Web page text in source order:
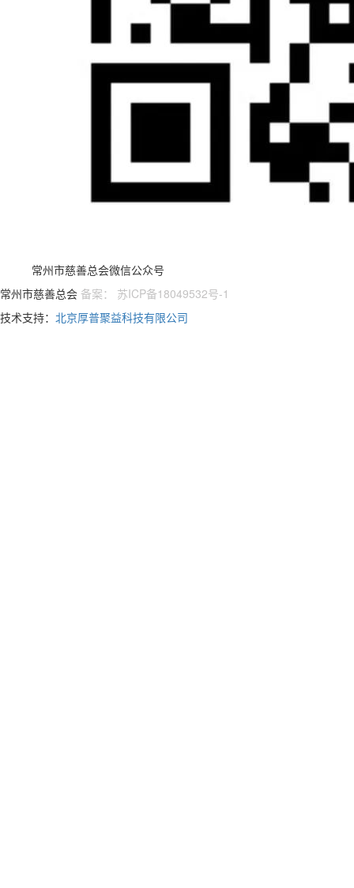
常州市慈善总会微信公众号
常州市慈善总会 备案： 苏ICP备18049532号-1
技术支持： 北京厚普聚益科技有限公司